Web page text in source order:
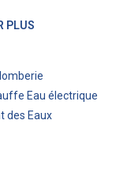
PLUS
Eau électrique
des Eaux